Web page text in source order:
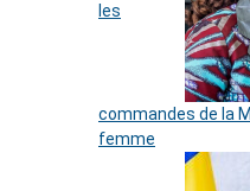
les
commandes de la
femme